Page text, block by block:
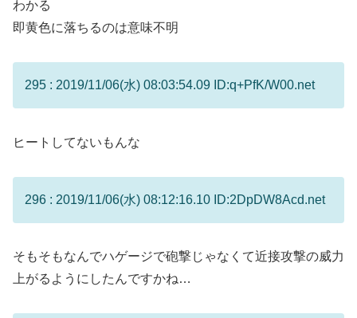
わかる
即黄色に落ちるのは意味不明
295 : 2019/11/06(水) 08:03:54.09 ID:q+PfK/W00.net
ヒートしてないもんな
296 : 2019/11/06(水) 08:12:16.10 ID:2DpDW8Acd.net
そもそもなんでハゲージで砲撃じゃなくて近接攻撃の威力
上がるようにしたんですかね…